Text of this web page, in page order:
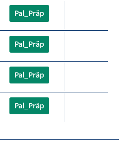
Pal_Präp
Pal_Präp
Pal_Präp
Pal_Präp